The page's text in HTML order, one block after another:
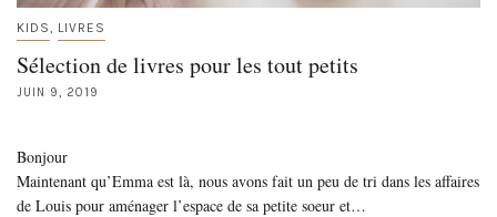
KIDS LIVRES
Sélection de livres pour les tout petits
JUIN 9, 2019
Bonjour
Maintenant qu’Emma est là, nous avons fait un peu de tri dans les affaires
de Louis pour aménager l’espace de sa petite soeur et…